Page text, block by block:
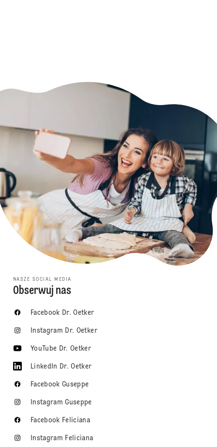
NASZE SOCIAL MEDIA
Obserwuj nas
Facebook Dr. Oetker
Instagram Dr. Oetker
YouTube Dr. Oetker
LinkedIn Dr. Oetker
Facebook Guseppe
Instagram Guseppe
Facebook Feliciana
Instagram Feliciana